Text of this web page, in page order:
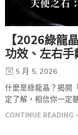
【2026綠龍
功效、左右
5 月 5, 2026
什麼是綠龍晶？揭開
定了解，相信你一定
CONTINUE READING